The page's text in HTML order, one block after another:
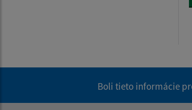
Boli tieto informácie